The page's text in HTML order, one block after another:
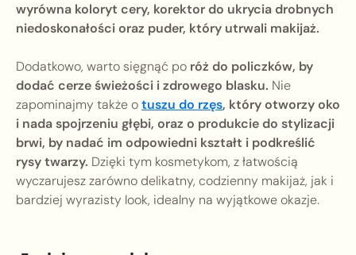
wyrówna koloryt cery, korektor do ukrycia drobnych
niedoskonałości oraz puder, który utrwali makijaż.
Dodatkowo, warto sięgnąć po róż do policzków, by
dodać cerze świeżości i zdrowego blasku. Nie
zapominajmy także otuszu do rzęs, który otworzy oko
i nada spojrzeniu głębi, oraz o produkcie do stylizacji
brwi, by nadać im odpowiedni kształt i podkreślić
rysy twarzy. Dzięki tym kosmetykom, z łatwością
wyczarujesz zarówno delikatny, codzienny makijaż, jak i
bardziej wyrazisty look, idealny na wyjątkowe okazje.